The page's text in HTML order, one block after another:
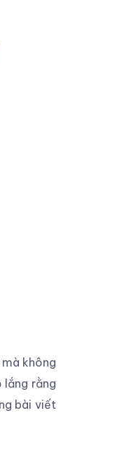
không
lắng rằng
bài viết